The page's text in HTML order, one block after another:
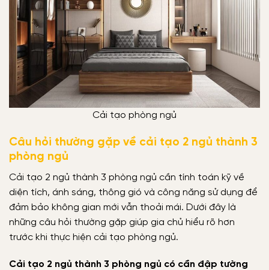
Cải tạo phòng ngủ
Câu hỏi thường gặp về cải tạo 2 ngủ thành 3
phòng ngủ
Cải tạo 2 ngủ thành 3 phòng ngủ cần tính toán kỹ về
diện tích, ánh sáng, thông gió và công năng sử dụng để
đảm bảo không gian mới vẫn thoải mái. Dưới đây là
những câu hỏi thường gặp giúp gia chủ hiểu rõ hơn
trước khi thực hiện cải tạo phòng ngủ.
Cải tạo 2 ngủ thành 3 phòng ngủ có cần đập tường